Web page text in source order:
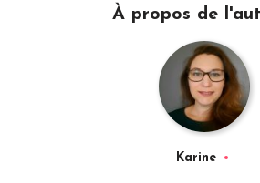
À propos de
Karine